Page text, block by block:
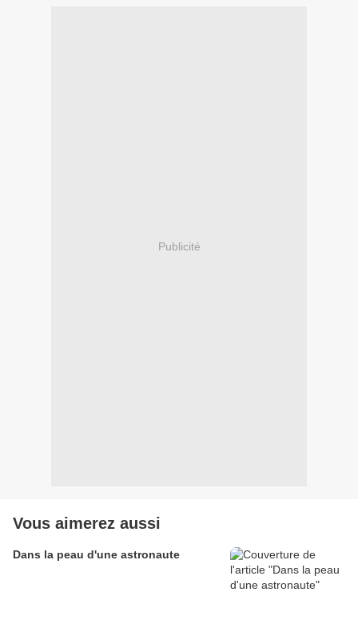
Publicité
Vous aimerez aussi
Dans la peau d'une astronaute